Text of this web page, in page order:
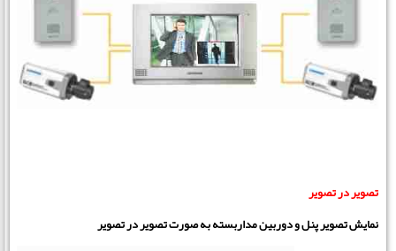
تصویر در تصویر
نمایش تصویر پنل و دوربین مداربسته به صورت تصویر در تصویر